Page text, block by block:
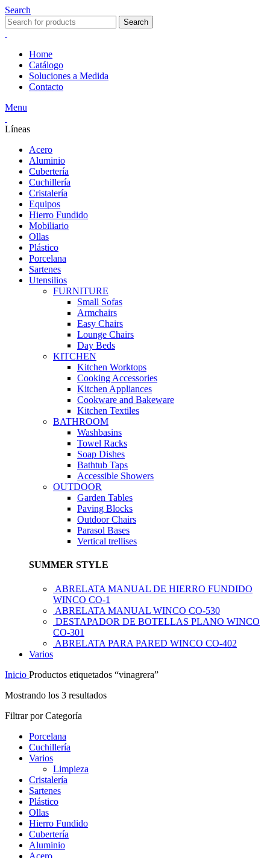
Search
Search
Home
Catálogo
Soluciones a Medida
Contacto
Menu
Líneas
Acero
Aluminio
Cubertería
Cuchillería
Cristalería
Equipos
Hierro Fundido
Mobiliario
Ollas
Plástico
Porcelana
Sartenes
Utensilios
FURNITURE
Small Sofas
Armchairs
Easy Chairs
Lounge Chairs
Day Beds
KITCHEN
Kitchen Worktops
Cooking Accessories
Kitchen Appliances
Cookware and Bakeware
Kitchen Textiles
BATHROOM
Washbasins
Towel Racks
Soap Dishes
Bathtub Taps
Accessible Showers
OUTDOOR
Garden Tables
Paving Blocks
Outdoor Chairs
Parasol Bases
Vertical trellises
SUMMER STYLE
ABRELATA MANUAL DE HIERRO FUNDIDO
WINCO CO-1
ABRELATA MANUAL WINCO CO-530
DESTAPADOR DE BOTELLAS PLANO WINCO
CO-301
ABRELATA PARA PARED WINCO CO-402
Varios
Inicio Productos etiquetados “vinagrera”
Mostrando los 3 resultados
Filtrar por Categoría
Porcelana
Cuchillería
Varios
Limpieza
Cristalería
Sartenes
Plástico
Ollas
Hierro Fundido
Cubertería
Aluminio
Acero